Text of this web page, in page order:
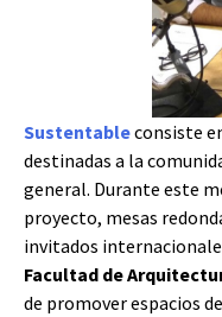
Sustentableconsiste
destinadas a la
general. Durante este
proyecto, mesas
invitados
Facultad de
de promover espacios